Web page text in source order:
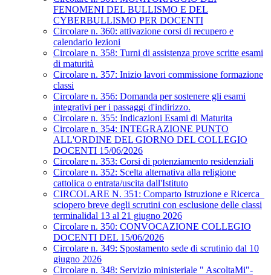
FENOMENI DEL BULLISMO E DEL
CYBERBULLISMO PER DOCENTI
Circolare n. 360: attivazione corsi di recupero e
calendario lezioni
Circolare n. 358: Turni di assistenza prove scritte esami
di maturità
Circolare n. 357: Inizio lavori commissione formazione
classi
Circolare n. 356: Domanda per sostenere gli esami
integrativi per i passaggi d'indirizzo.
Circolare n. 355: Indicazioni Esami di Maturita
Circolare n. 354: INTEGRAZIONE PUNTO
ALL'ORDINE DEL GIORNO DEL COLLEGIO
DOCENTI 15/06/2026
Circolare n. 353: Corsi di potenziamento residenziali
Circolare n. 352: Scelta alternativa alla religione
cattolica o entrata/uscita dall'Istituto
CIRCOLARE N. 351: Comparto Istruzione e Ricerca_
sciopero breve degli scrutini con esclusione delle classi
terminalidal 13 al 21 giugno 2026
Circolare n. 350: CONVOCAZIONE COLLEGIO
DOCENTI DEL 15/06/2026
Circolare n. 349: Spostamento sede di scrutinio dal 10
giugno 2026
Circolare n. 348: Servizio ministeriale " AscoltaMi"-